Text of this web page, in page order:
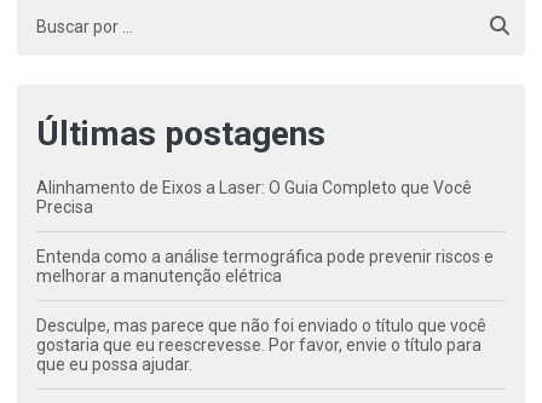
Últimas postagens
Alinhamento de Eixos a Laser: O Guia Completo que Você
Precisa
Entenda como a análise termográfica pode prevenir riscos e
melhorar a manutenção elétrica
Desculpe, mas parece que não foi enviado o título que você
gostaria que eu reescrevesse. Por favor, envie o título para
que eu possa ajudar.